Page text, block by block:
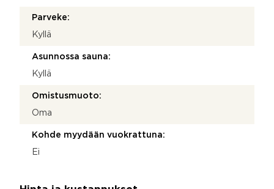
Parveke:
Kyllä
Asunnossa sauna:
Kyllä
Omistusmuoto:
Oma
Kohde myydään vuokrattuna:
Ei